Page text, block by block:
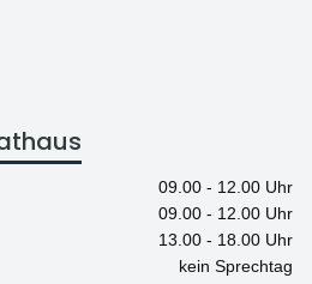
09.00 - 12.00 Uhr
09.00 - 12.00 Uhr
13.00 - 18.00 Uhr
kein Sprechtag